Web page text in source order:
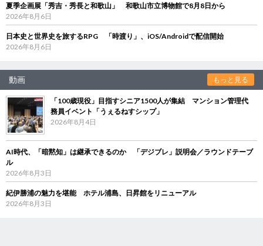
夏季企画展「秀吉・秀長と和歌山」 和歌山市立博物館で8月8日から
2026年8月6日
日本史と世界史を旅するRPG 「時渡り」、iOS/Androidで配信開始
2026年8月6日
動画 もっと見る
「100歳現役」目指すシニア1500人が集結 マンション管理代
務員イベント「うぇるねすシップ」
2026年8月4日
AI時代、「暗黙知」は継承できるのか 「デジブレ」説明会／ラウンドテーブ
ル
2026年8月3日
紀伊勝浦の魅力を堪能 ホテル浦島、日昇館をリニューアル
2026年8月3日